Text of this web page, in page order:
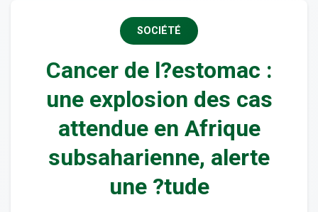
SOCIÉTÉ
Cancer de l?estomac :
une explosion des cas
attendue en Afrique
subsaharienne, alerte
une ?tude